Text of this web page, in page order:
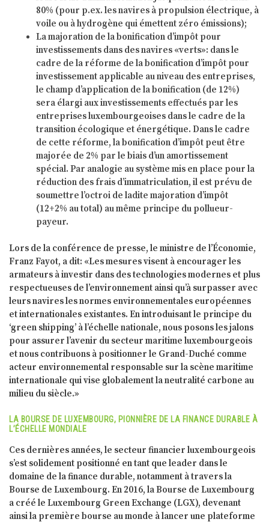
80% (pour p.ex. les navires à propulsion électrique, à
voile ou à hydrogène qui émettent zéro émissions);
La majoration de la bonification d’impôt pour
investissements dans des navires «verts»: dans le
cadre de la réforme de la bonification d’impôt pour
investissement applicable au niveau des entreprises,
le champ d’application de la bonification (de 12%)
sera élargi aux investissements effectués par les
entreprises luxembourgeoises dans le cadre de la
transition écologique et énergétique. Dans le cadre
de cette réforme, la bonification d’impôt peut être
majorée de 2% par le biais d’un amortissement
spécial. Par analogie au système mis en place pour la
réduction des frais d’immatriculation, il est prévu de
soumettre l’octroi de ladite majoration d’impôt
(12+2% au total) au même principe du pollueur-
payeur.
Lors de la conférence de presse, le ministre de l’Économie,
Franz Fayot, a dit: «Les mesures visent à encourager les
armateurs à investir dans des technologies modernes et plus
respectueuses de l’environnement ainsi qu’à surpasser avec
leurs navires les normes environnementales européennes
et internationales existantes. En introduisant le principe du
‘green shipping’ à l’échelle nationale, nous posons les jalons
pour assurer l’avenir du secteur maritime luxembourgeois
et nous contribuons à positionner le Grand-Duché comme
acteur environnemental responsable sur la scène maritime
internationale qui vise globalement la neutralité carbone au
milieu du siècle.»
LA BOURSE DE LUXEMBOURG, PIONNIÈRE DE LA FINANCE DURABLE À
L’ÉCHELLE MONDIALE
Ces dernières années, le secteur financier luxembourgeois
s’est solidement positionné en tant que leader dans le
domaine de la finance durable, notamment à travers la
Bourse de Luxembourg. En 2016, la Bourse de Luxembourg
a créé le Luxembourg Green Exchange (LGX), devenant
ainsi la première bourse au monde à lancer une plateforme